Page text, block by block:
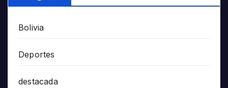
Bolivia
Deportes
destacada